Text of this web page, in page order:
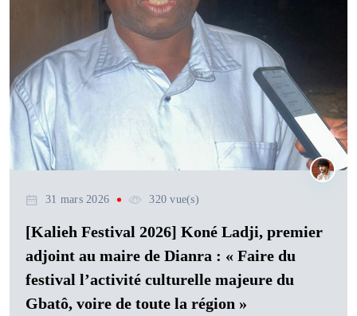
31 mars 2026 320 vue(s)
[Kalieh Festival 2026] Koné Ladji, premier
adjoint au maire de Dianra : « Faire du
festival l’activité culturelle majeure du
Gbatô, voire de toute la région »